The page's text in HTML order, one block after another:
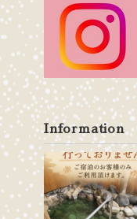
Information